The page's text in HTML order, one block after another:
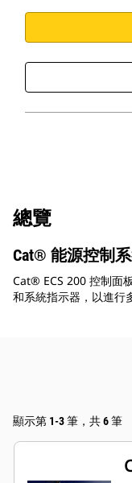
總覽
Cat® 能源控制
Cat® ECS 200 控制面
和系統指示器，以進行
顯示第 1-3 筆，共 6 筆